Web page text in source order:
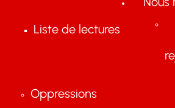
Liste de lectures
Oppressions